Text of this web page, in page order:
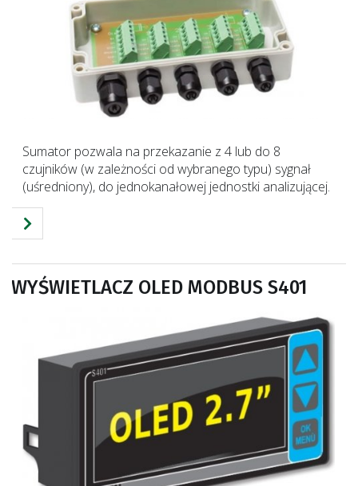
Sumator pozwala na przekazanie z 4 lub do 8
czujników (w zależności od wybranego typu) sygnał
(uśredniony), do jednokanałowej jednostki analizującej.
WYŚWIETLACZ OLED MODBUS S401